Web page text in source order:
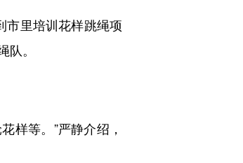
里培训花样跳绳项
。
样等。”严静介绍，